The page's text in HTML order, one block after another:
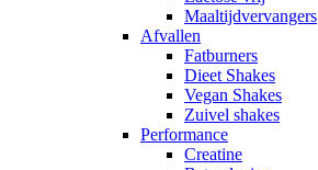
Maaltijdvervangers
Afvallen
Fatburners
Dieet Shakes
Vegan Shakes
Zuivel shakes
Performance
Creatine